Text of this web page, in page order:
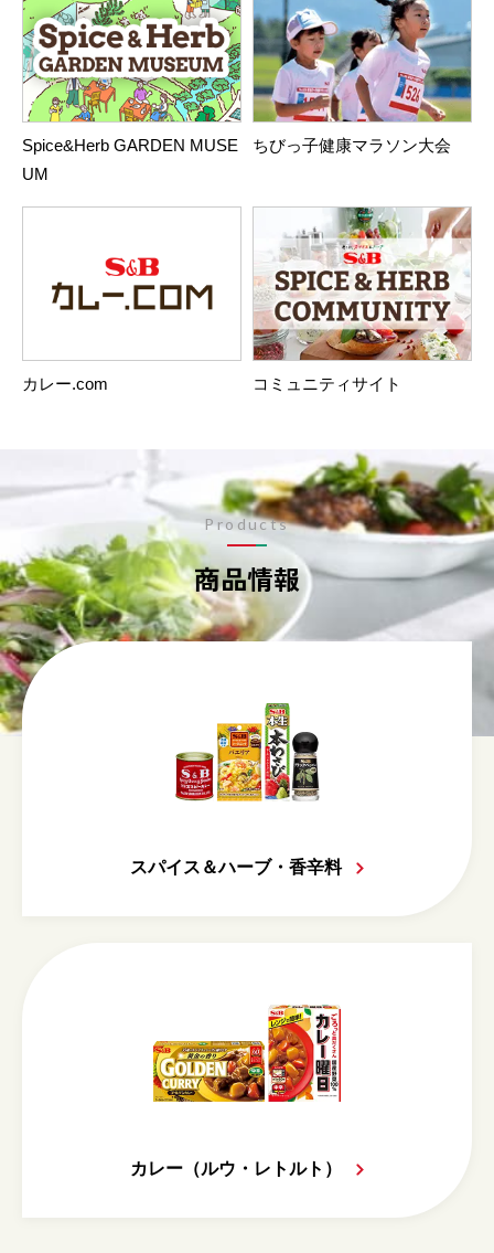
Spice&Herb GARDEN MUSE
UM
ちびっ子健康マラソン大会
カレー.com コミュニティサイト
商品情報
Products
スパイス＆ハーブ・香辛料
カレー（ルウ・レトルト）